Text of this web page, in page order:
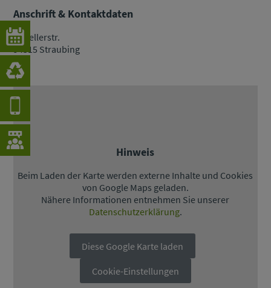
Anschrift & Kontaktdaten
Kapellerstr.
94315 Straubing
Hinweis
Beim Laden der Karte werden externe Inhalte und Cookies
von Google Maps geladen.
Nähere Informationen entnehmen Sie unserer
Datenschutzerklärung.
Diese Google Karte laden
Cookie-Einstellungen